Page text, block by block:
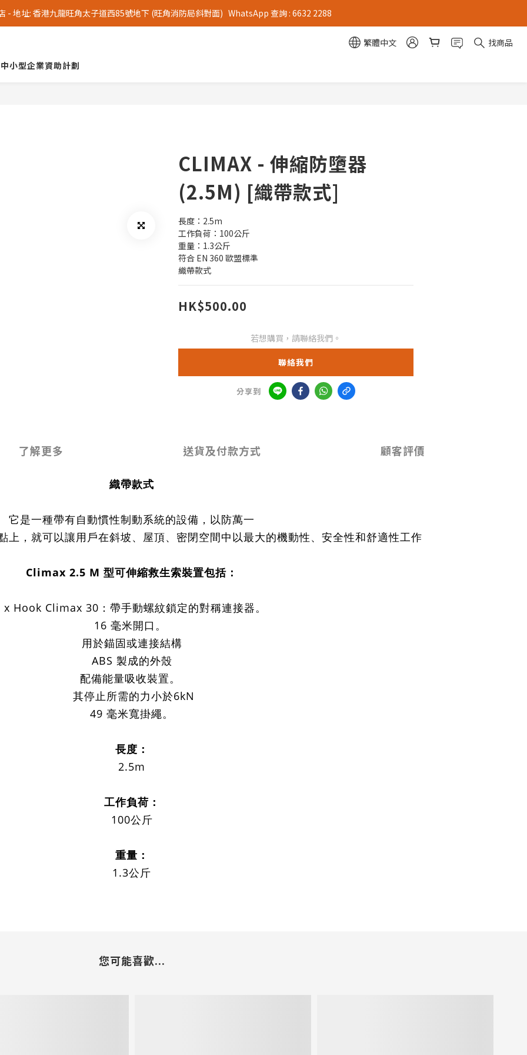
- 地址: 香港九龍旺角太子道西85號地下 (旺角消防局斜對面)   WhatsApp 查詢 : 6632 2288
繁體中文
找商品
中小型企業資助計劃
CLIMAX - 伸縮防墮器
(2.5M) [織帶款式]
長度：2.5m
工作負荷：100公斤
重量：1.3公斤
符合 EN 360 歐盟標準
織帶款式
HK$500.00
若想購買，請聯絡我們。
聯絡我們
分享到
了解更多 送貨及付款方式 顧客評價
織帶款式
它是一種帶有自動慣性制動系統的設備，以防萬一
上，就可以讓用戶在斜坡、屋頂、密閉空間中以最大的機動性、安全性和舒適性工作
Climax 2.5 M 型可伸縮救生索裝置包括：
x Hook Climax 30：帶手動螺紋鎖定的對稱連接器。
16 毫米開口。
用於錨固或連接結構
ABS 製成的外殼
配備能量吸收裝置。
其停止所需的力小於6kN
49 毫米寬掛繩。
長度：
2.5m
工作負荷：
100公斤
重量：
1.3公斤
您可能喜歡...